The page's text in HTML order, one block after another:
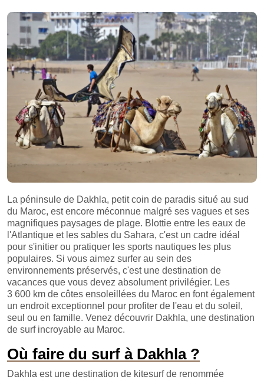
La péninsule de Dakhla, petit coin de paradis situé au sud
du Maroc, est encore méconnue malgré ses vagues et ses
magnifiques paysages de plage. Blottie entre les eaux de
l'Atlantique et les sables du Sahara, c'est un cadre idéal
pour s'initier ou pratiquer les sports nautiques les plus
populaires. Si vous aimez surfer au sein des
environnements préservés, c'est une destination de
vacances que vous devez absolument privilégier. Les
3 600 km de côtes ensoleillées du Maroc en font également
un endroit exceptionnel pour profiter de l'eau et du soleil,
seul ou en famille. Venez découvrir Dakhla, une destination
de surf incroyable au Maroc.
Où faire du surf à Dakhla ?
Dakhla est une destination de kitesurf de renommée